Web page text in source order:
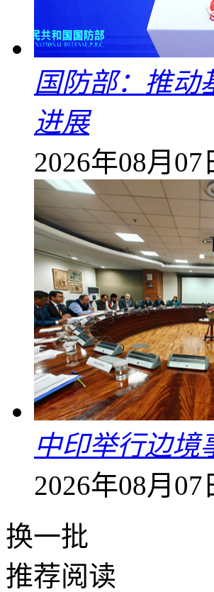
国防部：推动
进展
2026年08月07
中印举行边境
2026年08月07
换一批
推荐阅读